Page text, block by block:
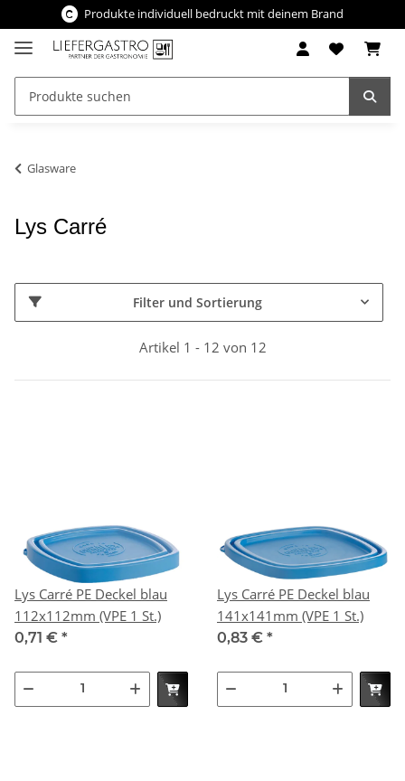
Produkte individuell bedruckt mit deinem Brand
Glasware
Lys Carré
Filter und Sortierung
Artikel 1 - 12 von 12
Lys Carré PE Deckel blau
112x112mm (VPE 1 St.)
0,71 € *
Lys Carré PE Deckel blau
141x141mm (VPE 1 St.)
0,83 € *